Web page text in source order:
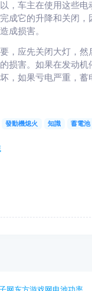
，车主在使用这些
成它的升降和关闭
成损害。
，应先关闭大灯，
损害。如果在发动
，如果亏电严重，
發動機熄火 知識 蓄電池
网东方游戏网电池功率